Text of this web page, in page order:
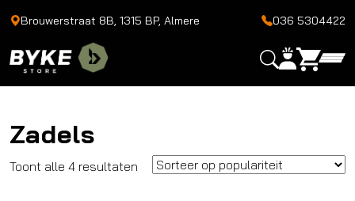
Brouwerstraat 8B, 1315 BP, Almere 036 5304422
Zadels
Toont alle 4 resultaten Gesorteerd